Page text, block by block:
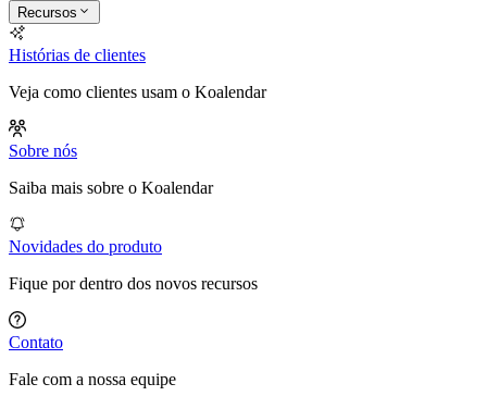
Recursos
Histórias de clientes
Veja como clientes usam o Koalendar
Sobre nós
Saiba mais sobre o Koalendar
Novidades do produto
Fique por dentro dos novos recursos
Contato
Fale com a nossa equipe